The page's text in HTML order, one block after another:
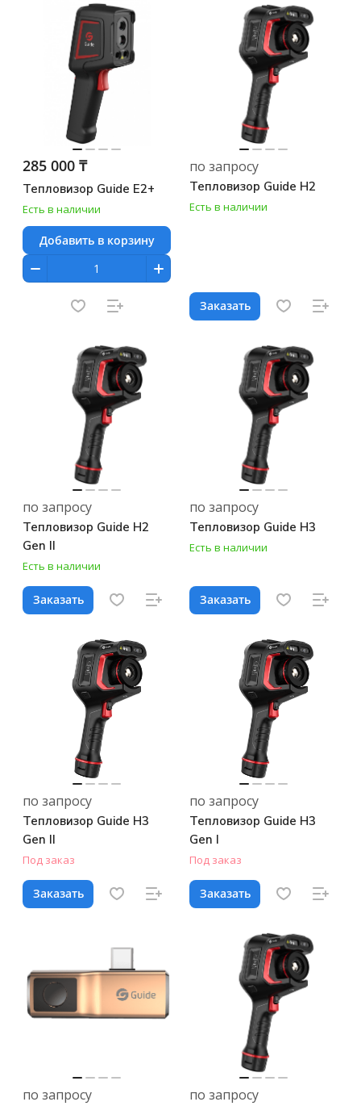
285 000 ₸
Тепловизор Guide E2+
Есть в наличии
Добавить в корзину
по запросу
Тепловизор Guide H2
Есть в наличии
Заказать
по запросу
Тепловизор Guide H2
Gen II
Есть в наличии
Заказать
по запросу
Тепловизор Guide H3
Есть в наличии
Заказать
по запросу
Тепловизор Guide H3
Gen II
Под заказ
Заказать
по запросу
Тепловизор Guide H3
Gen I
Под заказ
Заказать
по запросу по запросу